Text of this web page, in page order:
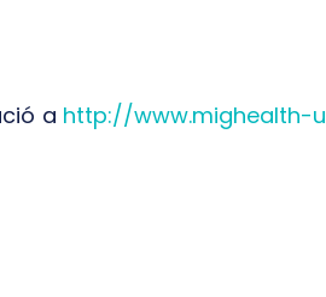
a http://www.mighealth-